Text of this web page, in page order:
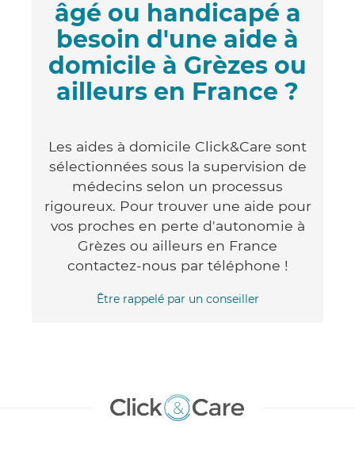
âgé ou handicapé a
besoin d'une aide à
domicile à Grèzes ou
ailleurs en France ?
Les aides à domicile Click&Care sont
sélectionnées sous la supervision de
médecins selon un processus
rigoureux. Pour trouver une aide pour
vos proches en perte d'autonomie à
Grèzes ou ailleurs en France
contactez-nous par téléphone !
Être rappelé par un conseiller